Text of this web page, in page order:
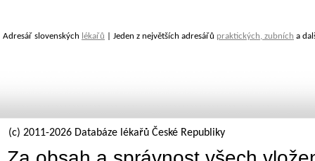
Adresář slovenských lékařů | Jeden z největších adresářů praktických, zubních a
(c) 2011-2026 Databáze lékařů České Republiky